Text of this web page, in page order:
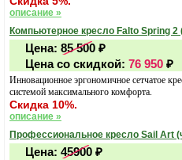
описание »
Компьютерное кресло Falto Spring 2
Цена: 85 500 ₽
Цена со скидкой: 76 950 ₽
Инновационное эргономичное сетчатое
системой максимального комфорта.
Скидка 10%.
описание »
Профессиональное кресло Sail Art
Цена: 45900 ₽